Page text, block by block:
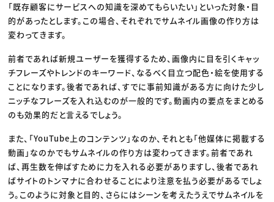
「既存顧客にサービスへの知識を深めてもらいたい」といった対象・目
的があったとします。この場合、それぞれでサムネイル画像の作り方は
変わってきます。
前者であれば新規ユーザーを獲得するため、画像内に目を引くキャッ
チフレーズやトレンドのキーワード、なるべく目立つ配色・絵を使用する
ことになります。後者であれば、すでに事前知識がある方に向けた少し
ニッチなフレーズを入れ込むのが一般的です。動画内の要点をまとめる
のも効果的だと言えるでしょう。
また、「YouTube上のコンテンツ」なのか、それとも「他媒体に掲載する
動画」なのかでもサムネイルの作り方は変わってきます。前者であれ
ば、再生数を伸ばすために力を入れる必要がありますし、後者であれ
ばサイトのトンマナに合わせることにより注意を払う必要があるでしょ
う。このように対象と目的、さらにはシーンを考えたうえでサムネイルを